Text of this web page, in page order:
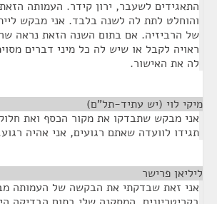
התאגידים לשעבר, ירון קידר. העמותה
והוחלט לתת לה לשנה בלבד. אני מבקש
של הרביזיה. אם בתום השנה הזאת נראה
ראויה לקבל או שיש לה כל מיני דברים
לה את האישור.
מיקי לוי (יש עתיד-תל"ם)
אני מבקש שתבדקו את מקור הכסף ואת
תגידו לוועדה שאתם רגועים, אני אהיה
ליליאן פרישר
אני זאת שבדקתי את הבקשה של העמותה